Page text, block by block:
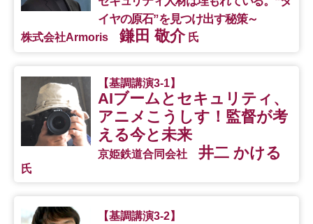
イヤの原石”を見つけ出す秘策～
株式会社Armoris 鎌田 敬介氏
【基調講演3-1】
AIブームとセキュリティ、
アニメこうしす！監督が考
える今と未来
京姫鉄道合同会社 井二 かける
氏
【基調講演3-2】